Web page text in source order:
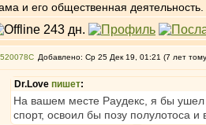
и его общественная деятельность.
520078 Добавлено: Ср 25 Дек 19, 01:21 (7 лет
Dr.Love пишет:
На вашем месте Раудекс, я бы ушел
спорт, освоил бы позу полулотоса